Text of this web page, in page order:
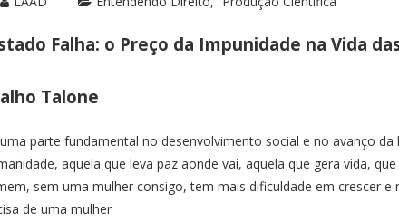
Falha: o Preço da Impunidade na Vida
Talone
parte fundamental no desenvolvimento social e no avanço da
aquela que leva paz aonde vai, aquela que gera vida,
sem uma mulher consigo, tem mais dificuldade em crescer e
de uma mulher